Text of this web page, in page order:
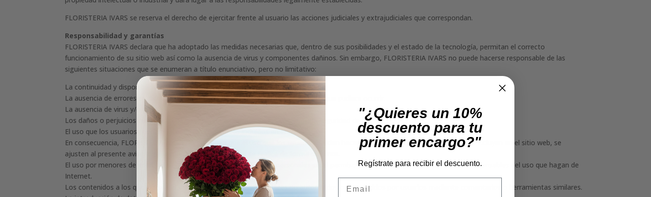
FLORISTERIA IVARS se reserva el derecho de ejercitar frente al usuario las acciones judiciales y extrajudiciales que correspondan.
Responsabilidad y garantías
FLORISTERIA IVARS declara que ha adoptado las medidas necesarias que, dentro de sus posibilidades y el estado de la tecnología, permitan el correcto
funcionamiento de su sitio web así como la ausencia de virus y componentes dañinos. Sin embargo, FLORISTERIA IVARS no puede hacerse responsable de las
siguientes situaciones que se enumeran a título enunciativo, pero no limitativo:
La continuidad y disponibilidad de los Contenidos.
La ausencia de errores en dichos Contenidos ni la corrección de cualquier defecto que pudiera ocurrir.
La ausencia de virus y/o demás componentes dañinos.
Los daños o perjuicios que cause cualquier persona que vulnere los sistemas de seguridad de FLORISTERIA IVARS.
El uso que los usuarios puedan hacer de los contenidos incluidos en el web.
En consecuencia, FLORISTERIA IVARS no garantiza que el uso que los usuarios puedan hacer de los contenidos que en su caso se incluyan en el sitio web, se
ajusten al presente aviso legal, ni que el uso del sitio web se realice de forma diligente.
El uso por menores de edad del sitio web o del envío de sus datos personales sin el permiso de sus tutores, siendo los tutores responsables del uso que hagan de
Internet.
Los contenidos a los que el usuario pueda acceder a través de enlaces no autorizados o introducidos por usuarios mediante comentarios o herramientas similares.
"¿Quieres un 10%
descuento para tu
primer encargo?"
Regístrate para recibir el descuento.